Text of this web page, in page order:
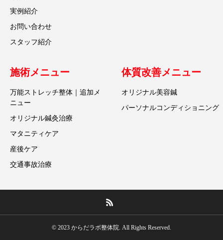
実例紹介
お問い合わせ
スタッフ紹介
施術メニュー
万能ストレッチ整体｜追加メ
ニュー
オリジナル鍼灸治療
マタニティケア
産後ケア
交通事故治療
体質改善メニュー
オリジナル美容鍼
パーソナルコンディショニング
© 2023 からだラボ整体院. All Rights Reserved.